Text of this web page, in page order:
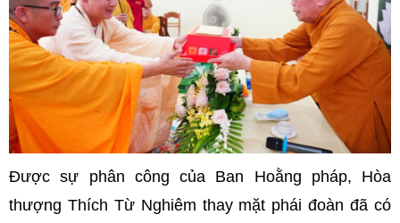
Được sự phân công của Ban Hoằng pháp, Hòa
thượng Thích Từ Nghiêm thay mặt phái đoàn đã có